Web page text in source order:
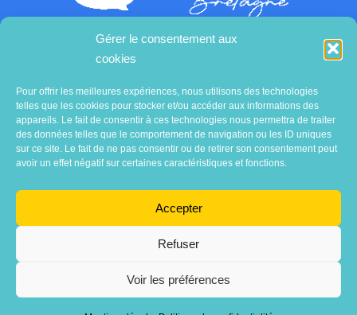
Gérer le consentement aux
cookies
Pour offrir les meilleures expériences, nous utilisons des technologies
telles que les cookies pour stocker et/ou accéder aux informations des
appareils. Le fait de consentir à ces technologies nous permettra de traiter
des données telles que le comportement de navigation ou les ID uniques
sur ce site. Le fait de ne pas consentir ou de retirer son consentement peut
avoir un effet négatif sur certaines caractéristiques et fonctions.
Accepter
Refuser
Voir les préférences
Contactez-nous
Association